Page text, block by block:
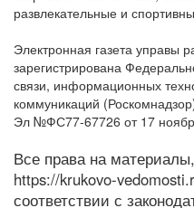
развлекательные и
Электронная газета управы
зарегистрирована
связи, информационных
коммуникаций
Эл №ФС77-67726 от 17
Все права на
https://krukovo-
соответствии с